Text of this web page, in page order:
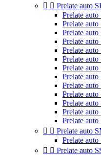
  Prelate auto
Prelate
Prelate
Prelate
Prelate
Prelate
Prelate
Prelate
Prelate
Prelate
Prelate
Prelate
Prelate
Prelate
  Prelate auto
Prelate
  Prelate auto